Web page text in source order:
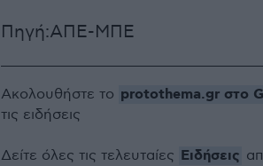
Πηγή:ΑΠΕ-ΜΠΕ
Ακολουθήστε το protothema.gr στο
τις ειδήσεις
Δείτε όλες τις τελευταίες Ειδήσεις